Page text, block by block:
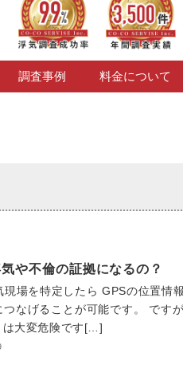
調査事例 料金について
や不倫の証拠になるの？
現場を特定したら GPSの位置情
つなげることが可能です。 です
は大変危険です[…]